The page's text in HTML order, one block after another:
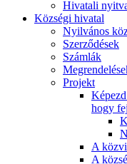
Hivatali
Községi hivatal
Nyilvános
Szerződések
Számlák
Projekt
hogy
A
A